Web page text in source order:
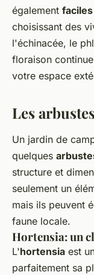
également faciles
choisissant des
l'échinacée, le
floraison
votre espace
Les
Un jardin de
quelques
structure et
seulement un
mais ils peuvent
faune locale.
Hortensia: un
L'hortensia est
parfaitement sa